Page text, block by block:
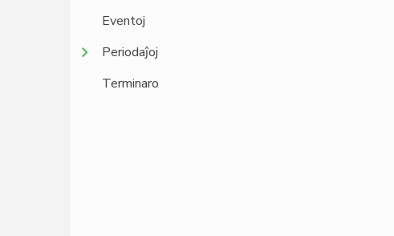
Eventoj
Periodaĵoj
Terminaro